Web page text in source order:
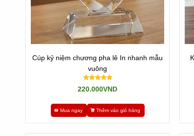
Còn nếu không gấp thì cứ Add zalo số trên hoặc
Cúp kỷ niệm chương pha lê In nhanh mẫu
vuông
220.000VND
Mua ngay Thêm vào giỏ hàng